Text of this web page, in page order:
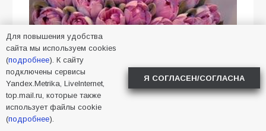
Когда сложно выбрать между
Для повышения удобства
сайта мы используем cookies
(подробнее). К сайту
подключены сервисы
Yandex.Metrika, LiveInternet,
top.mail.ru, которые также
использует файлы cookie
(подробнее).
Я СОГЛАСЕН/СОГЛАСНА